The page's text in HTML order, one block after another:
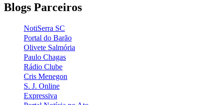
Blogs Parceiros
NotiSerra SC
Portal do Barão
Olivete Salmória
Paulo Chagas
Rádio Clube
Cris Menegon
S. J. Online
Expressiva